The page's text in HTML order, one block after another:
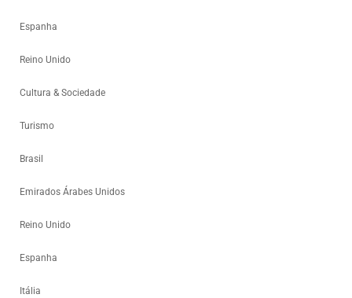
Espanha
Reino Unido
Cultura & Sociedade
Turismo
Brasil
Emirados Árabes Unidos
Reino Unido
Espanha
Itália